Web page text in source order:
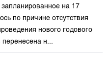
на 17
по причине отсутствия
нового годового
н...